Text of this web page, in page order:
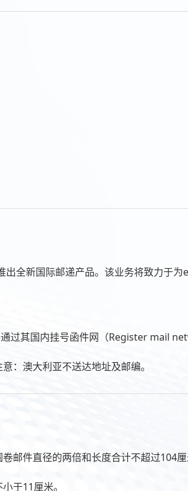
全新国际邮递产品。该业务将致力于
过其国内挂号函件网（Register mail
：澳大利亚不送达地址及邮编。
邮件直径的两倍和长度合计不超过104
于11厘米。